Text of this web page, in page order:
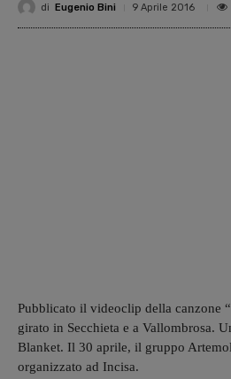
di Eugenio Bini 9 Aprile 2016
Pubblicato il videoclip della canzone
girato in Secchieta e a Vallombrosa.
Blanket. Il 30 aprile, il gruppo
organizzato ad Incisa.